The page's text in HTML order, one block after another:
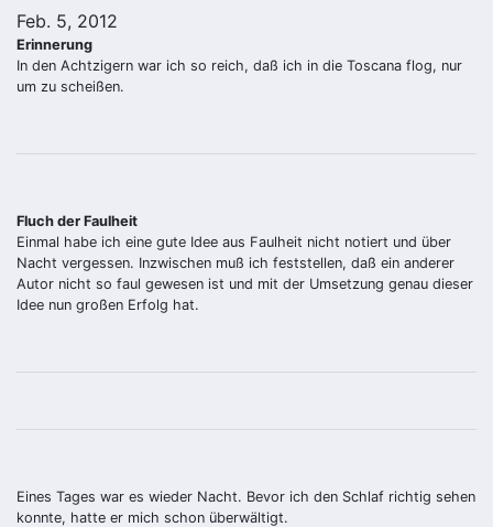
Feb. 5, 2012
Erinnerung
In den Achtzigern war ich so reich, daß ich in die Toscana flog, nur
um zu scheißen.
Fluch der Faulheit
Einmal habe ich eine gute Idee aus Faulheit nicht notiert und über
Nacht vergessen. Inzwischen muß ich feststellen, daß ein anderer
Autor nicht so faul gewesen ist und mit der Umsetzung genau dieser
Idee nun großen Erfolg hat.
Eines Tages war es wieder Nacht. Bevor ich den Schlaf richtig sehen
konnte, hatte er mich schon überwältigt.